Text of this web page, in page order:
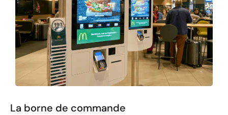
La borne de commande